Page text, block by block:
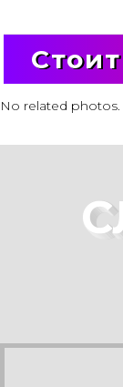
No related photos.